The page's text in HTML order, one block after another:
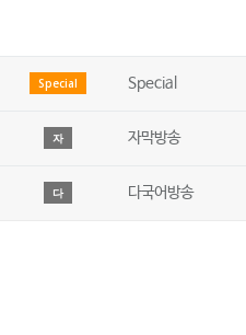
Special Special
자 자막방송
다 다국어방송